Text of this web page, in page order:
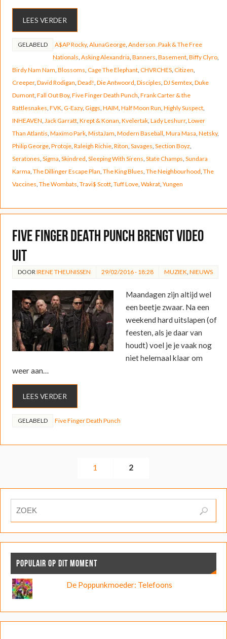
LEES VERDER
GELABELD A$AP Rocky, AlunaGeorge, Anderson .Paak & The Free
Nationals Asking Alexandria Banners Basement, Biffy Clyro,
Birdy Nam Nam Blossoms Cage The Elephant, CHVRCHES, Citizen
Creeper, David Rodigan Dead! Die Antwoord Disciples DJ Semtex, Duke
Dumont, Fall Out Boy, Five Finger Death Punch Frank Carter & the
Rattlesnakes FVK G-Eazy, Giggs HAIM Half Moon Run Highly Suspect,
INHEAVEN Jack Garratt, Krept & Konan Kvelertak, Lady Leshurr, Lower
Than Atlantis Maxïmo Park, MistaJam Modern Baseball Mura Masa Netsky,
Philip George, Protoje, Raleigh Richie, Riton Savages Section Boyz
Seratones Sigma Skindred Sleeping With Sirens State Champs Sundara
Karma The Dillinger Escape Plan The King Blues The Neighbourhood The
Vaccines The Wombats Travi$ Scott, Tuff Love, Wakrat, Yungen
Five Finger Death Punch brengt video
uit
DOOR IRENE THEUNISSEN 29/02/2016 - 18:28 MUZIEK NIEUWS
Maandagen zijn altijd wel
een beetje zwaar. Na een
weekend hard uitslapen (of
feesten, als je daar van
houdt) voel je je vaak nog
niet helemaal klaar om
weer aan…
LEES VERDER
GELABELD Five Finger Death Punch
1 2
POPULAIR OP DIT MOMENT
De Poppunkmoeder: Telefoons